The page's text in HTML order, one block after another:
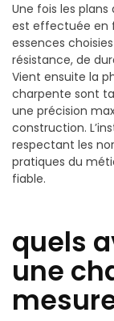
Une fois les
est effectuée en
essences
résistance, de
Vient ensuite la
charpente sont
une précision
construction.
respectant les
pratiques du
fiable.
quels
une